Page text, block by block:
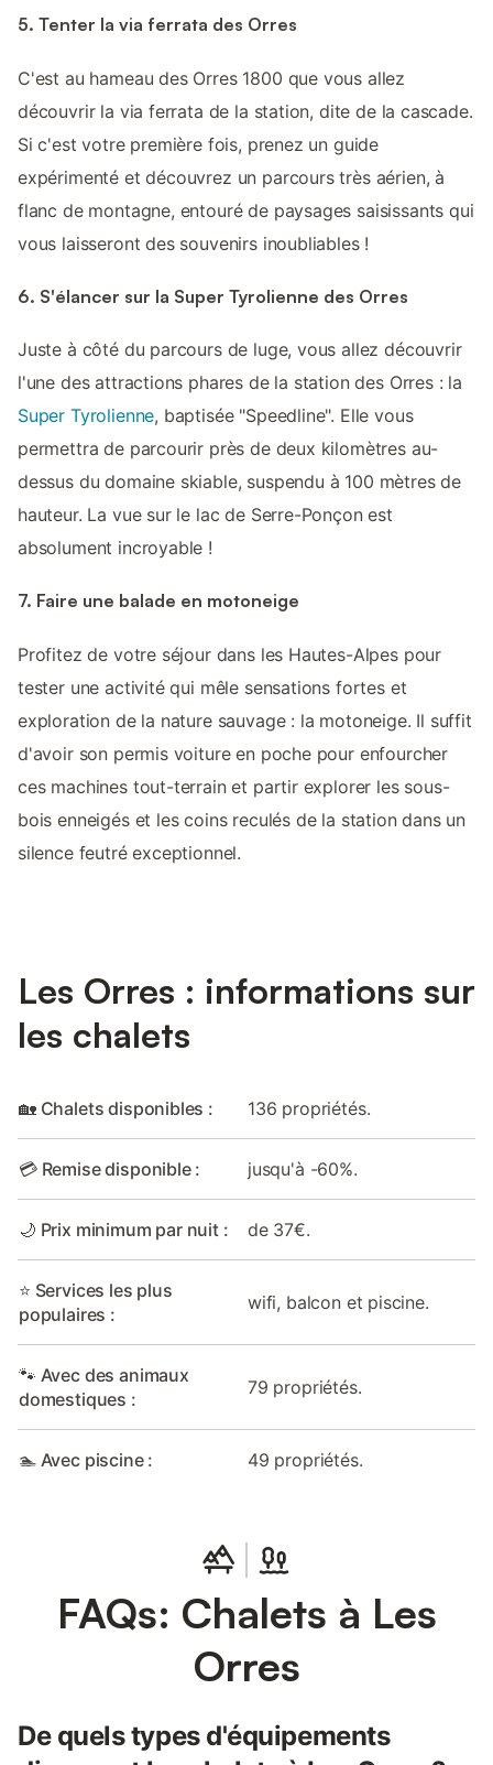
5. Tenter la via ferrata des Orres
C'est au hameau des Orres 1800 que vous allez
découvrir la via ferrata de la station, dite de la cascade.
Si c'est votre première fois, prenez un guide
expérimenté et découvrez un parcours très aérien, à
flanc de montagne, entouré de paysages saisissants qui
vous laisseront des souvenirs inoubliables !
6. S'élancer sur la Super Tyrolienne des Orres
Juste à côté du parcours de luge, vous allez découvrir
l'une des attractions phares de la station des Orres : la
Super Tyrolienne, baptisée "Speedline". Elle vous
permettra de parcourir près de deux kilomètres au-
dessus du domaine skiable, suspendu à 100 mètres de
hauteur. La vue sur le lac de Serre-Ponçon est
absolument incroyable !
7. Faire une balade en motoneige
Profitez de votre séjour dans les Hautes-Alpes pour
tester une activité qui mêle sensations fortes et
exploration de la nature sauvage : la motoneige. Il suffit
d'avoir son permis voiture en poche pour enfourcher
ces machines tout-terrain et partir explorer les sous-
bois enneigés et les coins reculés de la station dans un
silence feutré exceptionnel.
Les Orres : informations sur
les chalets
🏡 Chalets disponibles : 136 propriétés.
💳 Remise disponible : jusqu'à -60%.
🌙 Prix minimum par nuit : de 37€.
⭐ Services les plus
populaires :
wifi, balcon et piscine.
🐾 Avec des animaux
domestiques :
79 propriétés.
🏊 Avec piscine : 49 propriétés.
FAQs: Chalets à Les
Orres
De quels types d'équipements